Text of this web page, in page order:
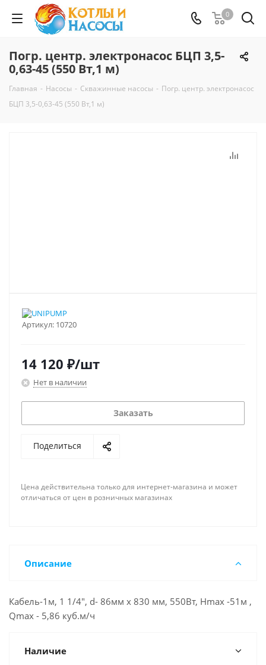
0
Погр. центр. электронасос БЦП 3,5-
0,63-45 (550 Вт,1 м)
Главная - Насосы - Скважинные насосы - Погр. центр. электронасос
БЦП 3,5-0,63-45 (550 Вт,1 м)
Артикул: 10720
14 120 ₽/шт
Нет в наличии
Заказать
Поделиться
Цена действительна только для интернет-магазина и может
отличаться от цен в розничных магазинах
Описание
Кабель-1м, 1 1/4", d- 86мм х 830 мм, 550Вт, Нmax -51м ,
Qmax - 5,86 куб.м/ч
Наличие